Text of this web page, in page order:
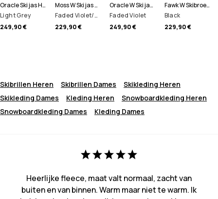
Oracle Ski jas Heren
Light Grey
249,90 €
Moss W Ski jas Dames
Faded Violet/Black
229,90 €
Oracle W Ski jas Dames
Faded Violet
249,90 €
Fawk W Skibroek Dames
Black
229,90 €
Skibrillen Heren Skibrillen Dames
Skikleding Heren
Skikleding Dames
Kleding Heren
Snowboardkleding Heren
Snowboardkleding Dames
Kleding Dames
Heerlijke fleece, maat valt normaal, zacht van
buiten en van binnen. Warm maar niet te warm. Ik